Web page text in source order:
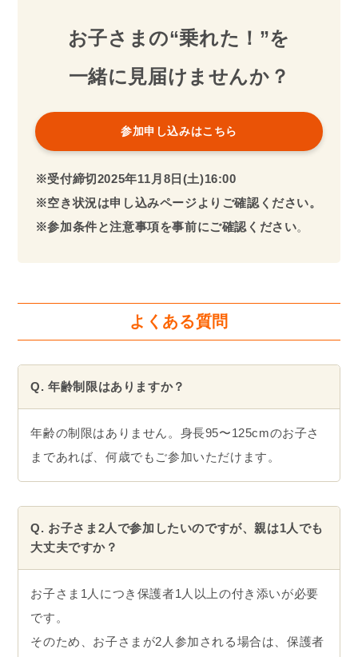
お子さまの“乗れた！”を
一緒に見届けませんか？
参加申し込みはこちら
※受付締切2025年11月 8日(土)16:00
※空き状況は申し込みページよりご確認ください。
※参加条件と注意事項を事前にご確認ください。
よくある質問
Q. 年齢制限はありますか？
年齢の制限はありません。身長95〜125cmのお子さ
まであれば、何歳でもご参加いただけます。
Q. お子さま2人で参加したいのですが、親は1人でも
大丈夫ですか？
お子さま1人につき保護者1人以上の付き添いが必要
です。
そのため、お子さまが2人参加される場合は、保護者